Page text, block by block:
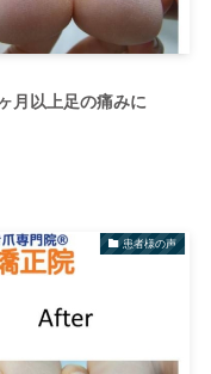
月以上足の痛みに
患者様の声